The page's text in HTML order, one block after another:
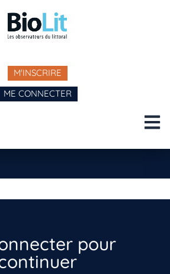
M'INSCRIRE
ME CONNECTER
pour